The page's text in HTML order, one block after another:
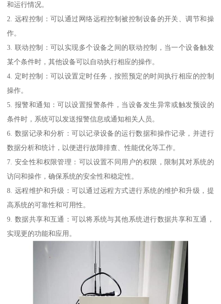
和运行情况。
2. 远程控制：可以通过网络远程控制被控制设备的开关、调节和操
作。
3. 联动控制：可以实现多个设备之间的联动控制，当一个设备触发
某个条件时，其他设备可以自动执行相应的操作。
4. 定时控制：可以设置定时任务，按照预定的时间执行相应的控制
操作。
5. 报警和通知：可以设置报警条件，当设备发生异常或触发预设的
条件时，系统可以发送报警信息或通知相关人员。
6. 数据记录和分析：可以记录设备的运行数据和操作记录，并进行
数据分析和统计，以便进行故障排查、性能优化等工作。
7. 安全性和权限管理：可以设置不同用户的权限，限制其对系统的
访问和操作，确保系统的安全性和稳定性。
8. 远程维护和升级：可以通过远程方式进行系统的维护和升级，提
高系统的可靠性和可用性。
9. 数据共享和互通：可以将系统与其他系统进行数据共享和互通，
实现更的功能和应用。